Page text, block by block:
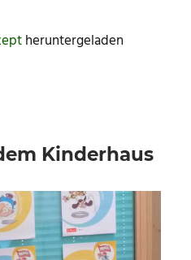
heruntergeladen
Kinderhaus